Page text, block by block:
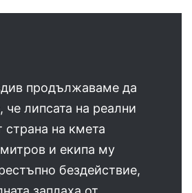
продължаваме да
че липсата на реални
страна на кмета
и екипа му
бездействие,